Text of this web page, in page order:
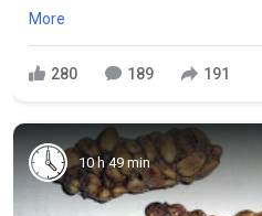
More
280 189 191
10 h 49 min